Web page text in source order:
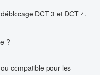
DCT-3 et DCT-4.
?
compatible pour les